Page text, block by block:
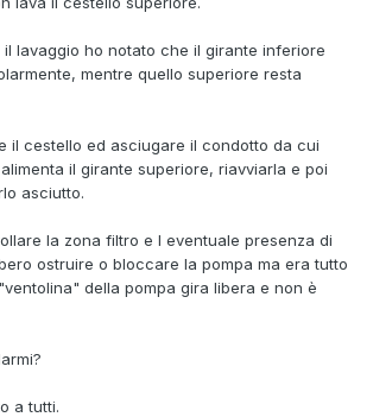
lavaggio ho notato che il girante inferiore
mentre quello superiore resta
il cestello ed asciugare il condotto da cui
il girante superiore, riavviarla e poi
asciutto.
la zona filtro e l eventuale presenza di
ostruire o bloccare la pompa ma era tutto
della pompa gira libera e non è
a tutti.